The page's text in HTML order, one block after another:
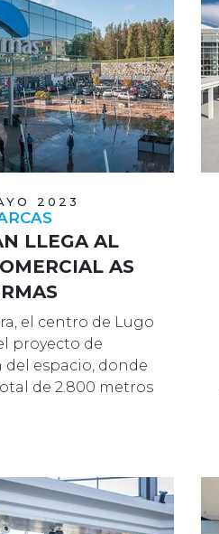
2023
LLEGA AL
AS
el centro de Lugo
proyecto de
espacio, donde
de 2.800 metros